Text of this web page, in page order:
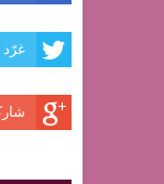
غرّد